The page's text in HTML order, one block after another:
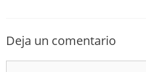
Deja un comentario